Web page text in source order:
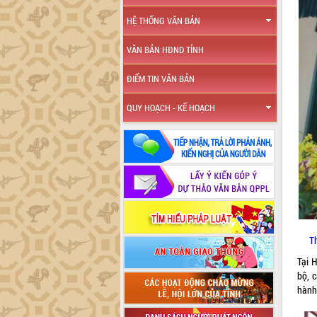
HỆ THỐNG VĂN BẢN
VĂN BẢN HĐND TỈNH
ĐIỂM TIN VĂN BẢN
QUY HOẠCH - KẾ HOẠCH
Tại
bộ,